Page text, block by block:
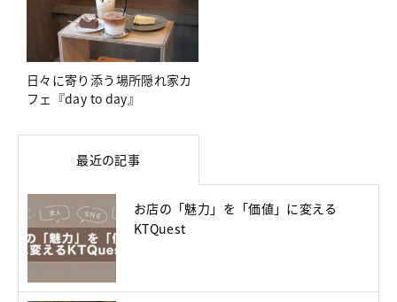
日々に寄り添う場所隠れ家カ
フェ『day to day』
最近の記事
お店の「魅力」を「価値」に変える
KTQuest